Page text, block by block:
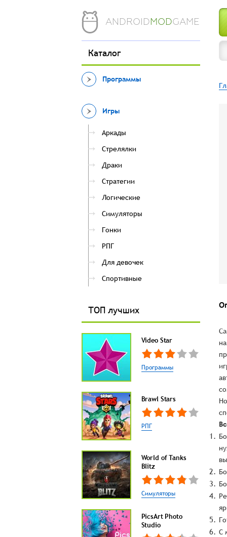
ANDROIDMODGAME
Каталог
Программы
Игры
Аркады
Стрелялки
Драки
Стратегии
Логические
Симуляторы
Гонки
РПГ
Для девочек
Спортивные
ТОП лучших
Video Star
Программы
Brawl Stars
РПГ
World of Tanks
Blitz
Симуляторы
PicsArt Photo
Studio
С